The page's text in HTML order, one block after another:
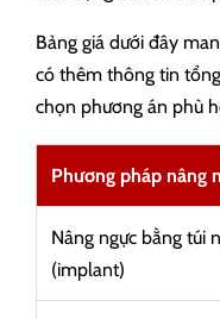
Bảng giá dưới đây
có thêm thông tin
chọn phương án phù
Phương pháp nâng
Nâng ngực bằng túi
(implant)